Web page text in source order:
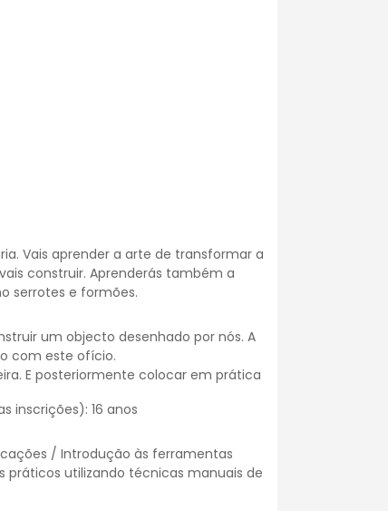
Vais aprender a arte de transformar a
construir. Aprenderás também a
serrotes e formões.
um objecto desenhado por nós. A
com este ofício.
E posteriormente colocar em prática
inscrições): 16 anos
/ Introdução às ferramentas
utilizando técnicas manuais de